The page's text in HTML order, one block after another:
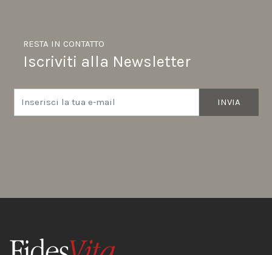
INVIA
RESTA IN CONTATTO
Iscriviti alla Newsletter